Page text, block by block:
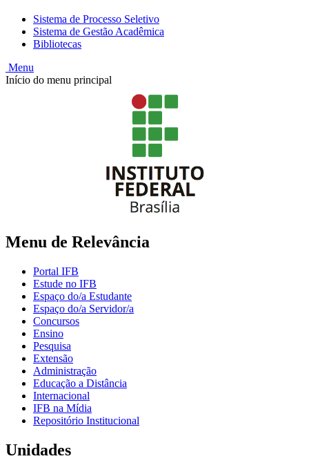
Sistema de Processo Seletivo
Sistema de Gestão Acadêmica
Bibliotecas
Menu
Início do menu principal
Menu de Relevância
Portal IFB
Estude no IFB
Espaço do/a Estudante
Espaço do/a Servidor/a
Concursos
Ensino
Pesquisa
Extensão
Administração
Educação a Distância
Internacional
IFB na Mídia
Repositório Institucional
Unidades